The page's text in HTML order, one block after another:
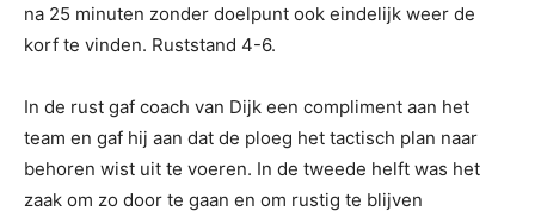
na 25 minuten zonder doelpunt ook eindelijk weer de
korf te vinden. Ruststand 4-6.
In de rust gaf coach van Dijk een compliment aan het
team en gaf hij aan dat de ploeg het tactisch plan naar
behoren wist uit te voeren. In de tweede helft was het
zaak om zo door te gaan en om rustig te blijven